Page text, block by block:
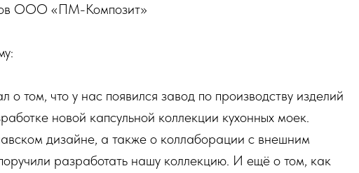
ООО «ПМ-Композит»
о том, что у нас появился завод по производству изделий
новой капсульной коллекции кухонных моек.
дизайне, а также о коллаборации с внешним
разработать нашу коллекцию. И ещё о том, как